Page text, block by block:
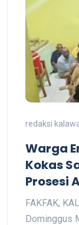
redaksi
Warga
Kokas
Prosesi
FAKFAK,
Dominggus